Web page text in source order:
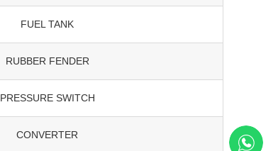
FUEL TANK
RUBBER FENDER
PRESSURE SWITCH
CONVERTER